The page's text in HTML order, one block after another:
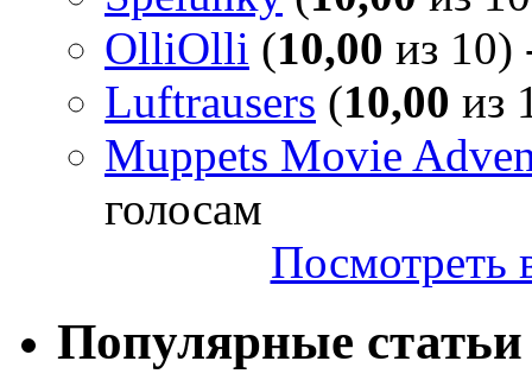
OlliOlli (10,00 из 10)
Luftrausers (10,00 из
Muppets Movie
голосам
Посмотреть
Популярные статьи